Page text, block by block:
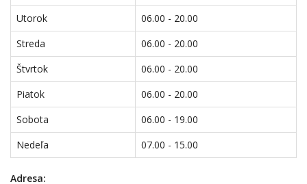
Utorok
06.00 - 20.00
Streda
06.00 - 20.00
Štvrtok
06.00 - 20.00
Piatok
06.00 - 20.00
Sobota
06.00 - 19.00
Nedeľa
07.00 - 15.00
Adresa: